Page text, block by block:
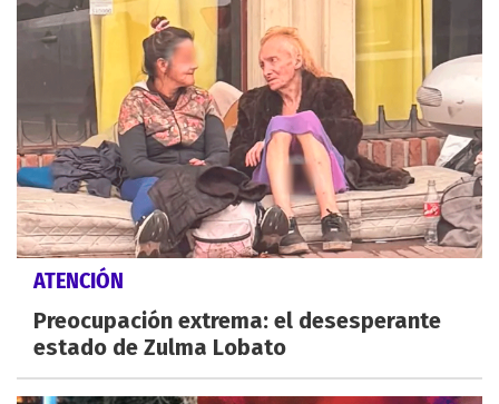
ATENCIÓN
Preocupación extrema: el desesperante
estado de Zulma Lobato